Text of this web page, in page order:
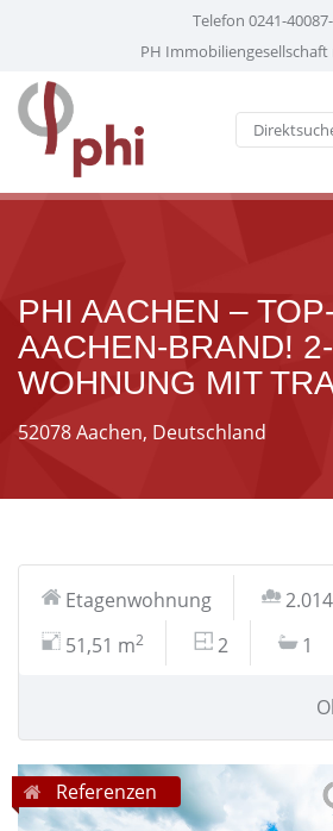
Telefon 0241-
PH Immobiliengesellschaft
PHI AACHEN –
AACHEN-BRAND!
WOHNUNG MIT
52078 Aachen, Deutschland
Etagenwohnung
51,51 m2 2 1
Referenzen